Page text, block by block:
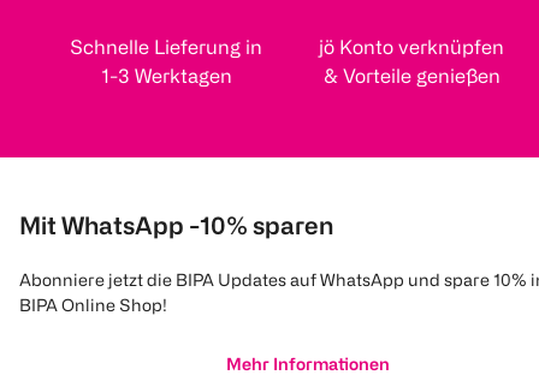
Schnelle Lieferung in
1-3 Werktagen
jö Konto verknüpfen
& Vorteile genießen
Mit WhatsApp -10% sparen
Abonniere jetzt die BIPA Updates auf WhatsApp und spare 10%
BIPA Online Shop!
Mehr Informationen